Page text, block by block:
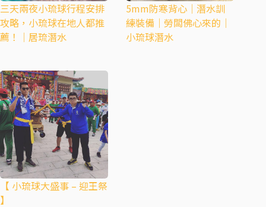
三天兩夜小琉球行程安排
攻略，小琉球在地人都推
薦！｜居琉潛水
5mm防寒背心｜潛水訓
練裝備｜勞闆佛心來的｜
小琉球潛水
【 小琉球大盛事 – 迎王祭
】